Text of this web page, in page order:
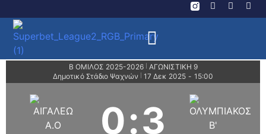
Β ΟΜΙΛΟΣ 2025-2026
ΑΓΩΝΙΣΤΙΚΗ 9
Δημοτικό Στάδιο Ψαχνών 17 Δεκ 2025 - 15:00
0:3